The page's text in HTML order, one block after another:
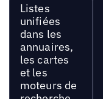
Listes
unifiées
dans les
annuaires,
les cartes
et les
moteurs de